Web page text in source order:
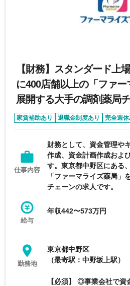
【財務】スタンダード上
に400店舗以上の「ファ
展開する大手の調剤薬局
家賃補助あり 退職金制度あり
完全週休
年間休日120日以上
上場企業
仕事内容
財務として、資金管理や
作成、資金計画作成およ
す。東京都中野区にある
「ファーマライズ薬局」
チェーンの求人です。
給与
年収442〜573万円
勤務地
東京都中野区
（最寄駅：中野坂上駅）
【必須】 ◎事業会社で資